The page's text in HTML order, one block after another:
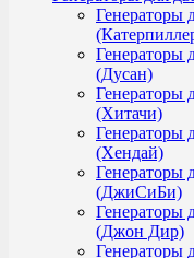
Генераторы
Генераторы
(Дусан)
Генераторы
(Хитачи)
Генераторы
(Хендай)
Генераторы
(ДжиСиБи)
Генераторы
(Джон Дир)
Генераторы